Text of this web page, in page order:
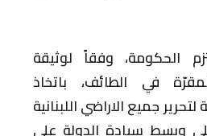
الحكومة، وفقاً لوثيقة
في الطائف، باتخاذ
لتحرير جميع الاراضي اللبنانية
وبسط سيادة الدولة على